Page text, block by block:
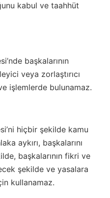
kabul ve taahhüt
başkalarının
veya zorlaştırıcı
işlemlerde bulunamaz.
hiçbir şekilde kamu
aykırı, başkalarını
başkalarının fikri ve
şekilde ve yasalara
kullanamaz.